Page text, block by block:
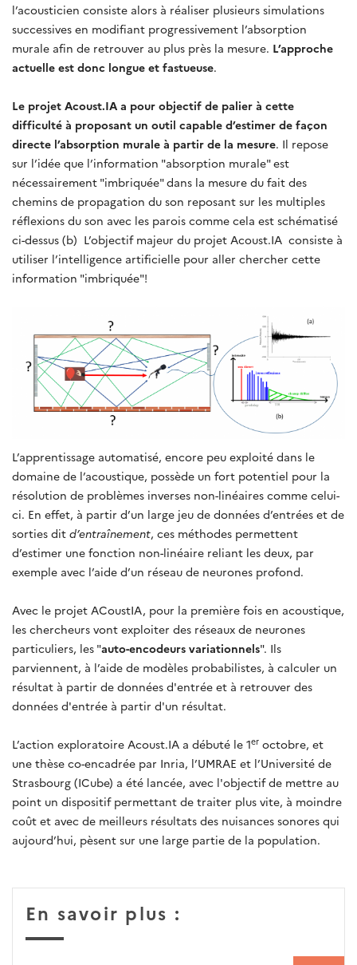
l’acousticien consiste alors à réaliser plusieurs simulations
successives en modifiant progressivement l’absorption
murale afin de retrouver au plus près la mesure. L’approche
actuelle est donc longue et fastueuse.
Le projet Acoust.IA a pour objectif de palier à cette
difficulté à proposant un outil capable d’estimer de façon
directe l’absorption murale à partir de la mesure. Il repose
sur l’idée que l’information "absorption murale" est
nécessairement "imbriquée" dans la mesure du fait des
chemins de propagation du son reposant sur les multiples
réflexions du son avec les parois comme cela est schématisé
ci-dessus (b) L’objectif majeur du projet Acoust.IA consiste à
utiliser l’intelligence artificielle pour aller chercher cette
information "imbriquée"!
L’apprentissage automatisé, encore peu exploité dans le
domaine de l’acoustique, possède un fort potentiel pour la
résolution de problèmes inverses non-linéaires comme celui-
ci. En effet, à partir d’un large jeu de données d’entrées et de
sorties dit d’entraînement, ces méthodes permettent
d’estimer une fonction non-linéaire reliant les deux, par
exemple avec l’aide d’un réseau de neurones profond.
Avec le projet ACoustIA, pour la première fois en acoustique,
les chercheurs vont exploiter des réseaux de neurones
particuliers, les "auto-encodeurs variationnels". Ils
parviennent, à l’aide de modèles probabilistes, à calculer un
résultat à partir de données d'entrée et à retrouver des
données d'entrée à partir d'un résultat.
L’action exploratoire Acoust.IA a débuté le 1er octobre, et
une thèse co-encadrée par Inria, l’UMRAE et l’Université de
Strasbourg (ICube) a été lancée, avec l'objectif de mettre au
point un dispositif permettant de traiter plus vite, à moindre
coût et avec de meilleurs résultats des nuisances sonores qui
aujourd’hui, pèsent sur une large partie de la population.
En savoir plus :